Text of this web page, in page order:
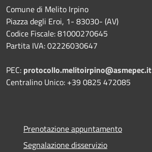
Comune di Melito Irpino
Piazza degli Eroi, 1- 83030- (AV)
Codice Fiscale: 81000270645
Partita IVA: 02226030647
PEC: protocollo.melitoirpino@asmepec.it
Centralino Unico: +39 0825 472085
Prenotazione appuntamento
Segnalazione disservizio